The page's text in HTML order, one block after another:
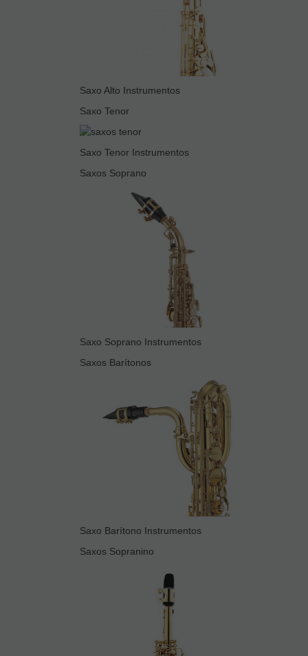
Saxo Alto Instrumentos
Saxo Tenor
Saxo Tenor Instrumentos
Saxos Soprano
Saxo Soprano Instrumentos
Saxos Barítonos
Saxo Barítono Instrumentos
Saxos Sopranino